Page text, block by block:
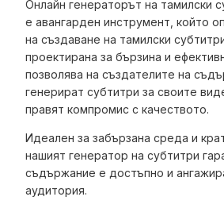
Онлайн генераторът на тамилски
е авангарден инструмент, който
на създаване на тамилски
проектирана за бързина и
позволява на създателите на
генерират субтитри за своите
правят компромис с качеството.
Идеален за забързана среда и
нашият генератор на субтитри
съдържание е достъпно и
аудитория.